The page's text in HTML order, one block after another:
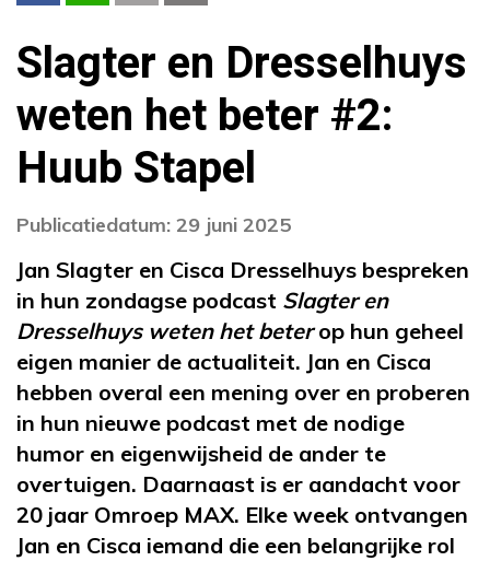
Slagter en Dresselhuys
weten het beter #2:
Huub Stapel
Publicatiedatum: 29 juni 2025
Jan Slagter en Cisca Dresselhuys bespreken
in hun zondagse podcast Slagter en
Dresselhuys weten het beterop hun geheel
eigen manier de actualiteit. Jan en Cisca
hebben overal een mening over en proberen
in hun nieuwe podcast met de nodige
humor en eigenwijsheid de ander te
overtuigen. Daarnaast is er aandacht voor
20 jaar Omroep MAX. Elke week ontvangen
Jan en Cisca iemand die een belangrijke rol